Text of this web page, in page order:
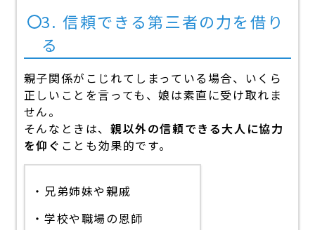
3. 信頼できる第三者の力を借り
る
親子関係がこじれてしまっている場合、いくら
正しいことを言っても、娘は素直に受け取れま
せん。
そんなときは、親以外の信頼できる大人に協力
を仰ぐ ことも効果的です。
・兄弟姉妹や親戚
・学校や職場の恩師